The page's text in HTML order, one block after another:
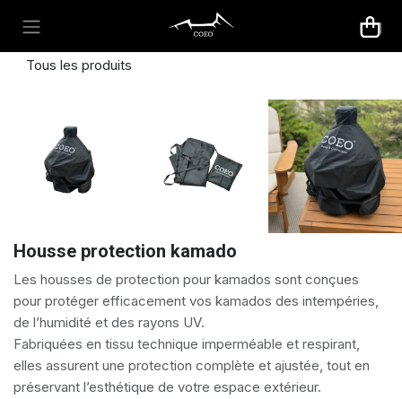
Tous les produits
Housse protection kamado
Les housses de protection pour kamados sont conçues
pour protéger efficacement vos kamados des intempéries,
de l’humidité et des rayons UV.
Fabriquées en tissu technique imperméable et respirant,
elles assurent une protection complète et ajustée, tout en
préservant l’esthétique de votre espace extérieur.